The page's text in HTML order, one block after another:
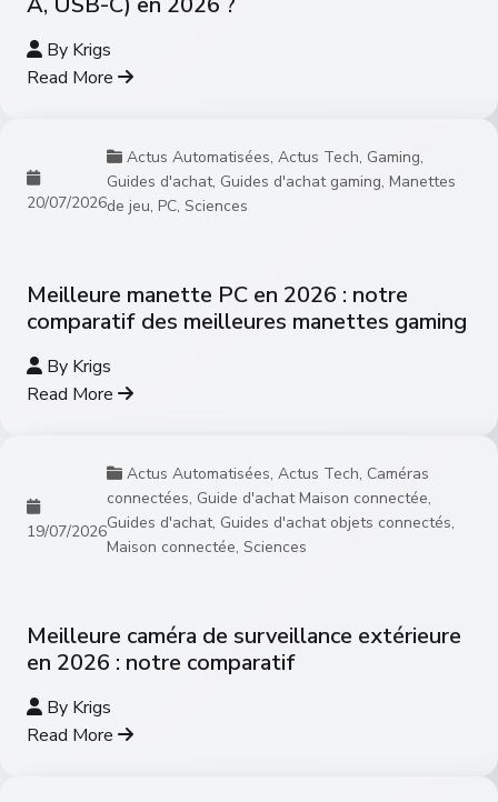
By Krigs
Read More
20/07/2026
Actus Automatisées, Actus Tech, Gaming,
Guides d'achat, Guides d'achat gaming, Manettes
de jeu, PC, Sciences
Meilleure manette PC en 2026 : notre
comparatif des meilleures manettes gaming
By Krigs
Read More
19/07/2026
Actus Automatisées, Actus Tech, Caméras
connectées, Guide d'achat Maison connectée,
Guides d'achat, Guides d'achat objets connectés,
Maison connectée, Sciences
Meilleure caméra de surveillance extérieure
en 2026 : notre comparatif
By Krigs
Read More